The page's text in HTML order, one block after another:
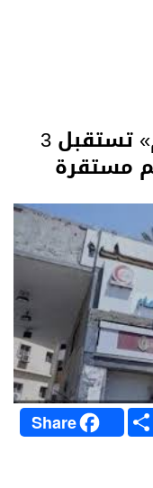
طواريء «الحوامدية العام» تستقبل 3
مستقرة
Share